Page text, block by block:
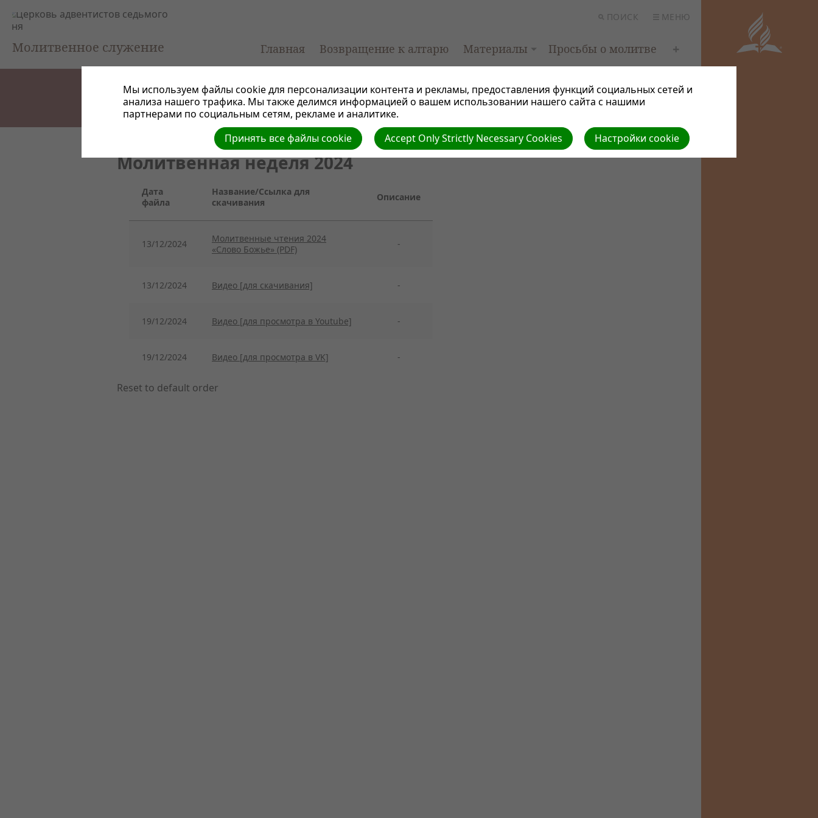
ПОИСК МЕНЮ
Молитвенное служение Главная Возвращение к алтарю Материалы Просьбы о молитве
Молитвенная неделя 2024
Дата
файла
Название/Ссылка для
скачивания
Описание
13/12/2024
Молитвенные чтения 2024
«Слово Божье» (PDF)
-
13/12/2024 Видео [для скачивания] -
19/12/2024 Видео [для просмотра в Youtube] -
19/12/2024 Видео [для просмотра в VK] -
Reset to default order
Мы используем файлы cookie для персонализации контента и рекламы, предоставления функций социальных сетей и
анализа нашего трафика. Мы также делимся информацией о вашем использовании нашего сайта с нашими
партнерами по социальным сетям, рекламе и аналитике.
Настройки cookie
Accept Only Strictly Necessary Cookies
Принять все файлы cookie